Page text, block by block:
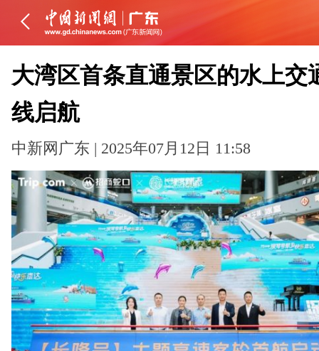
大湾区首条直通景区的水上交
线启航
中新网广东 | 2025年07月12日 11:58